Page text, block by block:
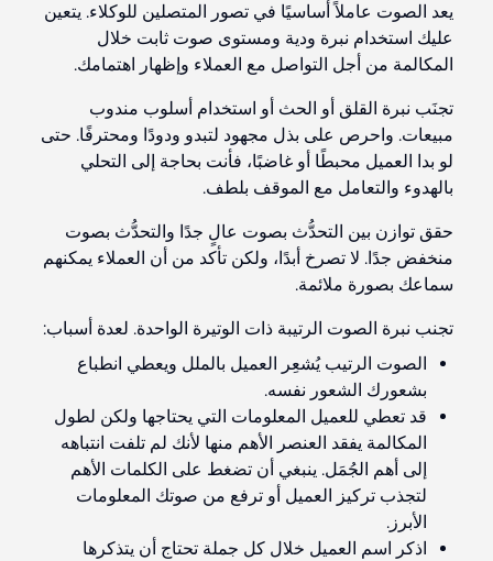
يعد الصوت عاملاً أساسيًا في تصور المتصلين للوكلاء. يتعين
عليك استخدام نبرة ودية ومستوى صوت ثابت خلال
المكالمة من أجل التواصل مع العملاء وإظهار اهتمامك.
تجنَب نبرة القلق أو الحث أو استخدام أسلوب مندوب
مبيعات. واحرص على بذل مجهود لتبدو ودودًا ومحترفًا. حتى
لو بدا العميل محبطًا أو غاضبًا، فأنت بحاجة إلى التحلي
بالهدوء والتعامل مع الموقف بلطف.
حقق توازن بين التحدُّث بصوت عالٍ جدًا والتحدُّث بصوت
منخفض جدًا. لا تصرخ أبدًا، ولكن تأكد من أن العملاء يمكنهم
سماعك بصورة ملائمة.
تجنب نبرة الصوت الرتيبة ذات الوتيرة الواحدة. لعدة أسباب:
الصوت الرتيب يُشعِر العميل بالملل ويعطي انطباع
بشعورك الشعور نفسه.
قد تعطي للعميل المعلومات التي يحتاجها ولكن لطول
المكالمة يفقد العنصر الأهم منها لأنك لم تلفت انتباهه
إلى أهم الجُمَل. ينبغي أن تضغط على الكلمات الأهم
لتجذب تركيز العميل أو ترفع من صوتك المعلومات
الأبرز.
اذكر اسم العميل خلال كل جملة تحتاج أن يتذكرها